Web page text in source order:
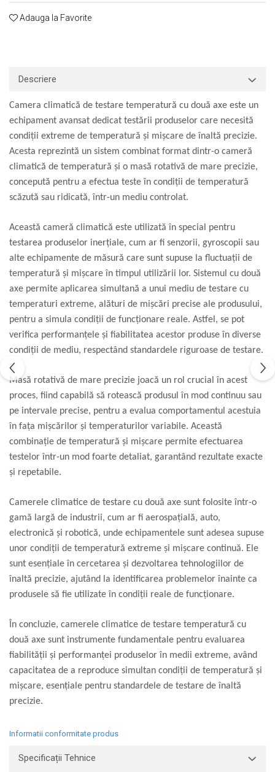
Senzori
Device-uri Industriale
Display-uri Industriale
PC-uri Industriale
Computere Industriale
Tablete Industriale
Laptopuri Industriale
Servicii
Vibrații
Echilibrări
Sonometrie
Aliniere geometrică
Aliniere hidro & termo
Termografie
Adauga la Favorite
Descriere
Camera climatică de testare temperatură cu două axe este un
echipament avansat dedicat testării produselor care necesită
condiții extreme de temperatură și mișcare de înaltă precizie.
Acesta reprezintă un sistem combinat format dintr-o cameră
climatică de temperatură și o masă rotativă de mare precizie,
concepută pentru a efectua teste în condiții de temperatură
scăzută sau ridicată, într-un mediu controlat.
Această cameră climatică este utilizată în special pentru
testarea produselor inerțiale, cum ar fi senzorii, gyroscopii sau
alte echipamente de măsură care sunt supuse la fluctuații de
temperatură și mișcare în timpul utilizării lor. Sistemul cu două
axe permite aplicarea simultană a unui mediu de testare cu
temperaturi extreme, alături de mișcări precise ale produsului,
pentru a simula condiții de funcționare reale. Astfel, se pot
verifica performanțele și fiabilitatea acestor produse în diverse
condiții de mediu, respectând standardele riguroase de testare.
Masă rotativă de mare precizie joacă un rol crucial în acest
proces, fiind capabilă să rotească produsul în mod continuu sau
pe intervale precise, pentru a evalua comportamentul acestuia
în fața mișcărilor și temperaturilor variabile. Această
combinație de temperatură și mișcare permite efectuarea
testelor într-un mod foarte detaliat, garantând rezultate exacte
și repetabile.
Camerele climatice de testare cu două axe sunt folosite într-o
gamă largă de industrii, cum ar fi aerospațială, auto,
electronică și robotică, unde echipamentele sunt adesea supuse
unor condiții de temperatură extreme și mișcare continuă. Ele
sunt esențiale în cercetarea și dezvoltarea tehnologiilor de
înaltă precizie, ajutând la identificarea problemelor înainte ca
produsele să fie utilizate în condiții reale de funcționare.
În concluzie, camerele climatice de testare temperatură cu
două axe sunt instrumente fundamentale pentru evaluarea
fiabilității și performanței produselor în medii extreme, având
capacitatea de a reproduce simultan condiții de temperatură și
mișcare, esențiale pentru standardele de testare de înaltă
precizie.
Informatii conformitate produs
Specificații Tehnice